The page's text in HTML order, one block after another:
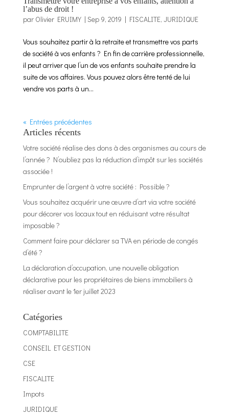
l’abus de droit !
par Olivier ERUIMY| Sep 9, 2019 | FISCALITE, JURIDIQUE
Vous souhaitez partir à la retraite et transmettre vos parts
de société à vos enfants ? En fin de carrière professionnelle,
il peut arriver que l’un de vos enfants souhaite prendre la
suite de vos affaires. Vous pouvez alors être tenté de lui
vendre vos parts à un...
« Entrées précédentes
Articles récents
Votre société réalise des dons à des organismes au cours de
l’année ? N’oubliez pas la réduction d’impôt sur les sociétés
associée !
Emprunter de l’argent à votre société : Possible ?
Vous souhaitez acquérir une œuvre d’art via votre société
pour décorer vos locaux tout en réduisant votre résultat
imposable ?
Comment faire pour déclarer sa TVA en période de congés
d’été ?
La déclaration d’occupation, une nouvelle obligation
déclarative pour les propriétaires de biens immobiliers à
réaliser avant le 1er juillet 2023
Catégories
COMPTABILITE
CONSEIL ET GESTION
CSE
FISCALITE
Impots
JURIDIQUE